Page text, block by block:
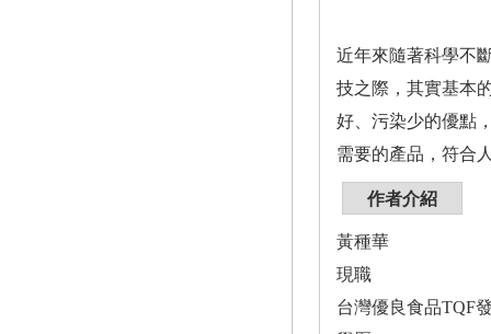
近年來隨著科學不
技之際，其實基本
好、污染少的優點
需要的產品，符合
作者介紹
黃種華
現職
台灣優良食品TQF